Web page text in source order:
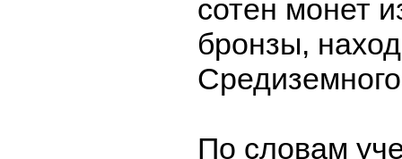
сотен монет
бронзы,
По словам